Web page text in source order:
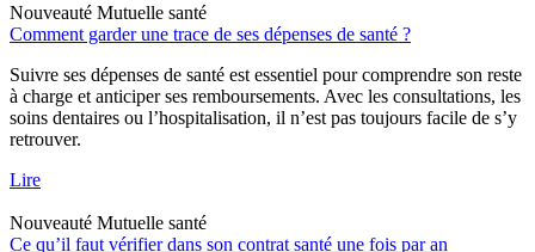
Nouveauté Mutuelle santé
Comment garder une trace de ses dépenses de santé ?
Suivre ses dépenses de santé est essentiel pour comprendre son reste
à charge et anticiper ses remboursements. Avec les consultations, les
soins dentaires ou l’hospitalisation, il n’est pas toujours facile de s’y
retrouver.
Lire
Nouveauté Mutuelle santé
Ce qu’il faut vérifier dans son contrat santé une fois par an